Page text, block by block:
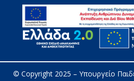
© Copyright 2025 – Υπουργείο